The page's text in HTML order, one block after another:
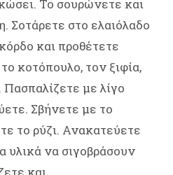
Το σουρώνετε και
Σοτάρετε στο ελαιόλαδο
και προθέτετε
κοτόπουλο, τον ξιφία,
Πασπαλίζετε με λίγο
Σβήνετε με το
το ρύζι. Ανακατεύετε
υλικά να σιγοβράσουν
και